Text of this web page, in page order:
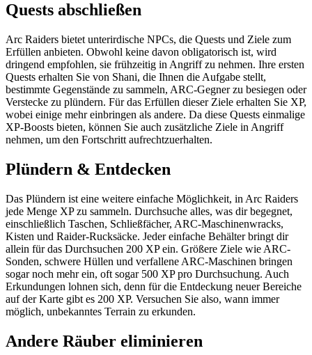
Quests abschließen
Arc Raiders bietet unterirdische NPCs, die Quests und Ziele zum
Erfüllen anbieten. Obwohl keine davon obligatorisch ist, wird
dringend empfohlen, sie frühzeitig in Angriff zu nehmen. Ihre ersten
Quests erhalten Sie von Shani, die Ihnen die Aufgabe stellt,
bestimmte Gegenstände zu sammeln, ARC-Gegner zu besiegen oder
Verstecke zu plündern. Für das Erfüllen dieser Ziele erhalten Sie XP,
wobei einige mehr einbringen als andere. Da diese Quests einmalige
XP-Boosts bieten, können Sie auch zusätzliche Ziele in Angriff
nehmen, um den Fortschritt aufrechtzuerhalten.
Plündern & Entdecken
Das Plündern ist eine weitere einfache Möglichkeit, in Arc Raiders
jede Menge XP zu sammeln. Durchsuche alles, was dir begegnet,
einschließlich Taschen, Schließfächer, ARC-Maschinenwracks,
Kisten und Raider-Rucksäcke. Jeder einfache Behälter bringt dir
allein für das Durchsuchen 200 XP ein. Größere Ziele wie ARC-
Sonden, schwere Hüllen und verfallene ARC-Maschinen bringen
sogar noch mehr ein, oft sogar 500 XP pro Durchsuchung. Auch
Erkundungen lohnen sich, denn für die Entdeckung neuer Bereiche
auf der Karte gibt es 200 XP. Versuchen Sie also, wann immer
möglich, unbekanntes Terrain zu erkunden.
Andere Räuber eliminieren